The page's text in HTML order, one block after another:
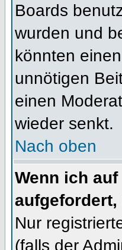
Boards
wurden und
könnten
unnötigen
einen
wieder senkt.
Nach oben
Wenn ich
Nur
(falls der